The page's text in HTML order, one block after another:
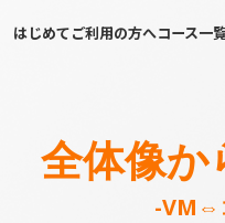
はじめてご利用の方へコース一
全体像
-VM⇔